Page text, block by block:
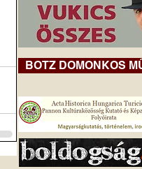
BOTZ DOMONKOS